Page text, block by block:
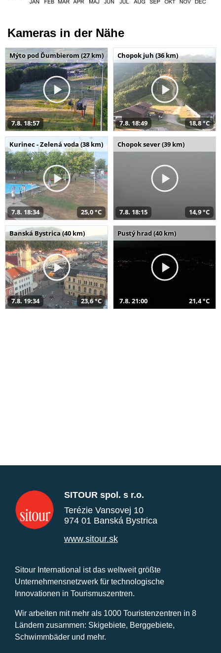
Kameras in der Nähe
Mýto pod Ďumbierom (27 km)
7.8. 18:57
Chopok juh (36 km)
7.8. 18:49 18,8 °C
Kurinec - Zelená voda (38 km)
7.8. 18:34 25,0 °C
Chopok sever (39 km)
7.8. 18:15 14,9 °C
Banská Bystrica (40 km)
7.8. 19:34 23,6 °C
Pustý hrad (40 km)
7.8. 21:00 21,4 °C
SITOUR spol. s r.o.
Terézie Vansovej 10
974 01 Banská Bystrica
www.sitour.sk
Sitour International ist das weltweit größte
Unternehmensnetzwerk für technologische
Innovationen in Tourismuszentren.
Wir arbeiten mit mehr als 1000 Touristenzentren in 8
Ländern zusammen: Skigebiete, Berggebiete,
Schwimmbäder und mehr.